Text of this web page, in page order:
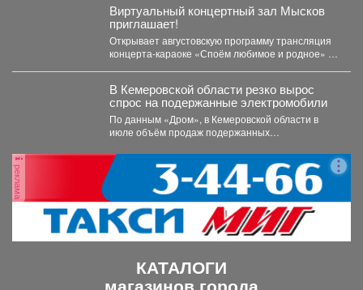
Виртуальный концертный зал Мысков
приглашает!
Открывает августовскую программу трансляция
концерта-караоке «Споём любимое и родное» -
В Кемеровской области резко вырос
спрос на подержанные электромобили
По данным «Дром», в Кемеровской области в
июле объём продаж подержанных
реклама
КАТАЛОГИ